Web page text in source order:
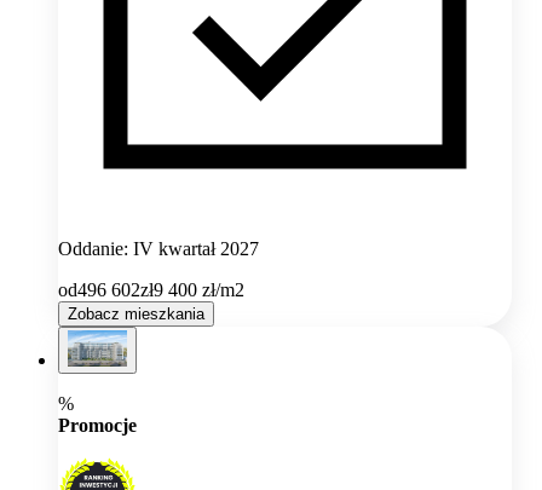
Oddanie: IV kwartał 2027
od496 602zł9 400 zł/m2
Zobacz mieszkania
%
Promocje